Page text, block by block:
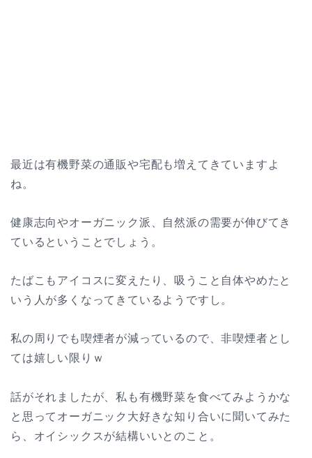
最近は有機野菜の通販や宅配も増えてきていますよ
ね。
健康志向やオーガニック派、自然派の需要が伸びてき
ているということでしょう。
たばこもアイコスに変えたり、吸うこと自体やめたと
いう人が多くなってきているようですし。
私の周りでも喫煙者が減っているので、非喫煙者とし
ては嬉しい限りｗ
話がそれましたが、私も有機野菜を食べてみようかな
と思ってオーガニック大好きな知り合いに聞いてみた
ら、オイシックスが結構いいとのこと。